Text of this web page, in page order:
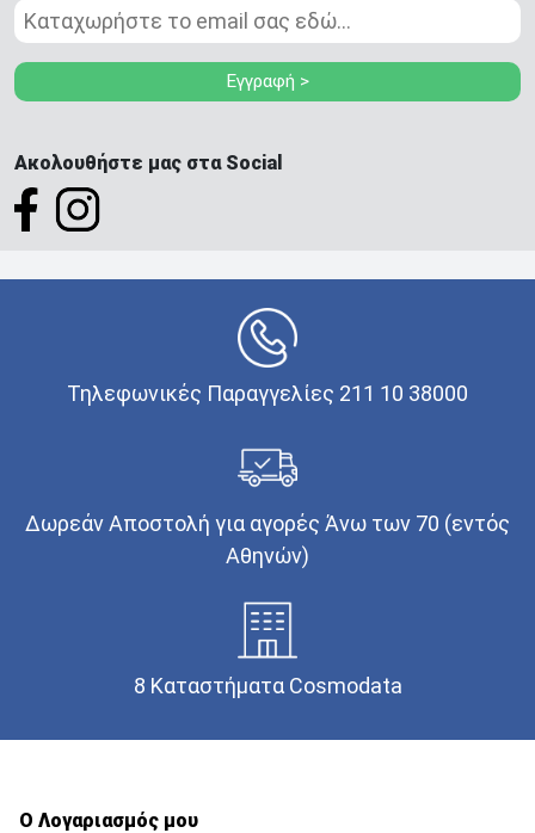
Εγγραφή >
Ακολουθήστε μας στα Social
Τηλεφωνικές Παραγγελίες 211 10 38000
Δωρεάν Αποστολή για αγορές Άνω των 70 (εντός
Αθηνών)
8 Καταστήματα Cosmodata
Ο Λογαριασμός μου